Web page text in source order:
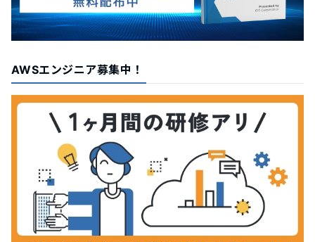
AWSエンジニア募集中！